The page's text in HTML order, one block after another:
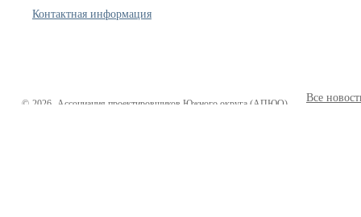
Контактная информация
Все
© 2026 Ассоциация проектировщиков Южного округа (АПЮО)